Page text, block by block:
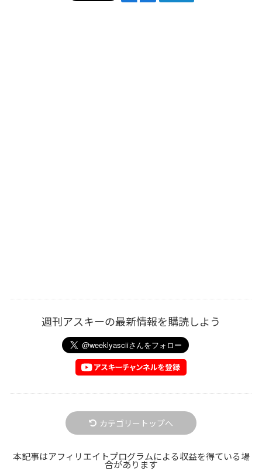
週刊アスキーの最新情報を購読しよう
カテゴリートップへ
本記事はアフィリエイトプログラムによる収益を得ている場
合があります